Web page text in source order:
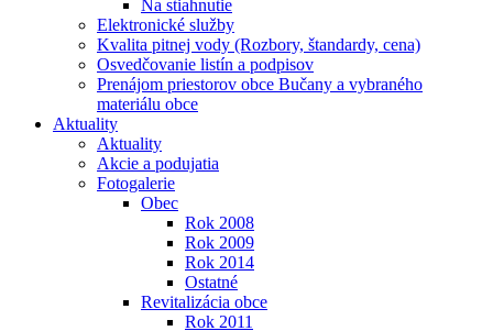
Na stiahnutie
Elektronické služby
Kvalita pitnej vody (Rozbory, štandardy, cena)
Osvedčovanie listín a podpisov
Prenájom priestorov obce Bučany a vybraného
materiálu obce
Aktuality
Aktuality
Akcie a podujatia
Fotogalerie
Obec
Rok 2008
Rok 2009
Rok 2014
Ostatné
Revitalizácia obce
Rok 2011